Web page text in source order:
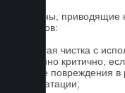
Причины,
ковриков:
1. Частая чистка с
особенно критично,
мелкие повреждения в
эксплуатации;